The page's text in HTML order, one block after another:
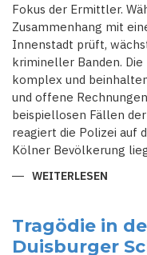
Fokus der Ermittler.
Zusammenhang mit
Innenstadt prüft,
krimineller Banden.
komplex und
und offene
beispiellosen Fällen
reagiert die Polizei auf
Kölner Bevölkerung
WEITERLESEN
EIN
Tragödie in
Duisburger